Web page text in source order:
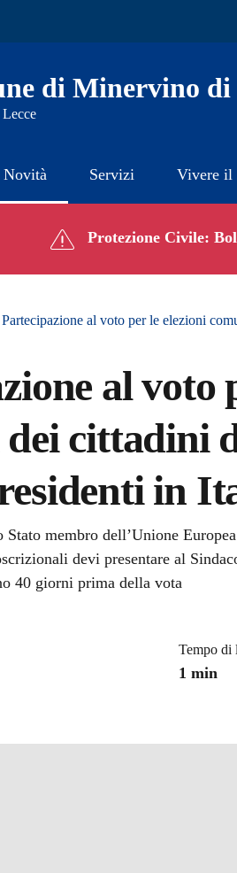
di Minervino di
Novità Servizi Vivere il
Protezione Civile:
Partecipazione al voto per le elezioni
al voto
cittadini
in
notizia
Stato membro dell’Unione
devi presentare al
40 giorni prima della vota
Tempo di
1 min